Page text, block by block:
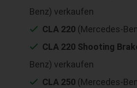
Benz) verkaufen
CLA 220 (Mercedes-
CLA 220 Shooting
Benz) verkaufen
CLA 250 (Mercedes-